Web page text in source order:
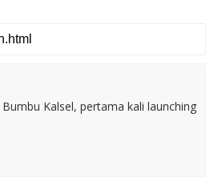
Kalsel, pertama kali launching